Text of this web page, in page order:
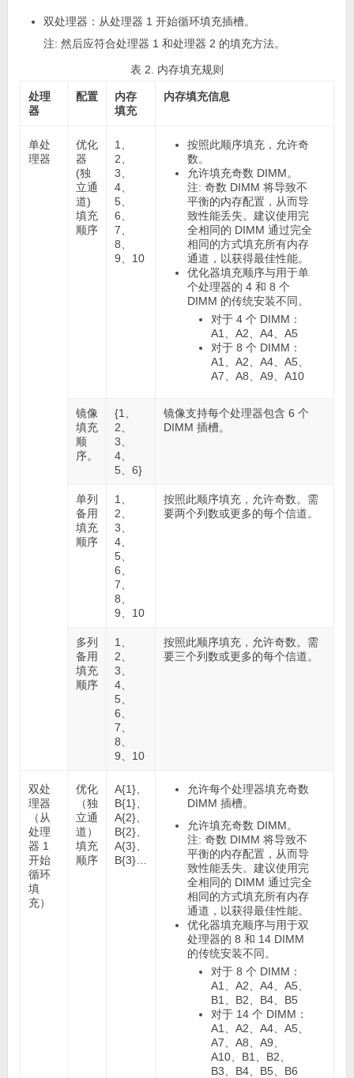
双处理器：从处理器 1 开始循环填充插槽。
注: 然后应符合处理器 1 和处理器 2 的填充方法。
表 2. 内存填充规则
处理
器
配置
内存
填充
内存填充信息
单处
理器
优化
器
(独
立通
道)
填充
顺序
1、
2、
3、
4、
5、
6、
7、
8、
9、10
按照此顺序填充，允许奇
数。
允许填充奇数 DIMM。
注: 奇数 DIMM 将导致不
平衡的内存配置，从而导
致性能丢失。建议使用完
全相同的 DIMM 通过完全
相同的方式填充所有内存
通道，以获得最佳性能。
优化器填充顺序与用于单
个处理器的 4 和 8 个
DIMM 的传统安装不同。
对于 4 个 DIMM：
A1、A2、A4、A5
对于 8 个 DIMM：
A1、A2、A4、A5、
A7、A8、A9、A10
镜像
填充
顺
序。
{1、
2、
3、
4、
5、6}
镜像支持每个处理器包含 6 个
DIMM 插槽。
单列
备用
填充
顺序
1、
2、
3、
4、
5、
6、
7、
8、
9、10
按照此顺序填充，允许奇数。需
要两个列数或更多的每个信道。
多列
备用
填充
顺序
1、
2、
3、
4、
5、
6、
7、
8、
9、10
按照此顺序填充，允许奇数。需
要三个列数或更多的每个信道。
双处
理器
（从
处理
器 1
开始
循环
填
充）
优化
（独
立通
道）
填充
顺序
A{1}、
B{1}、
A{2}、
B{2}、
A{3}、
B{3}…
允许每个处理器填充奇数
DIMM 插槽。
允许填充奇数 DIMM。
注: 奇数 DIMM 将导致不
平衡的内存配置，从而导
致性能丢失。建议使用完
全相同的 DIMM 通过完全
相同的方式填充所有内存
通道，以获得最佳性能。
优化器填充顺序与用于双
处理器的 8 和 14 DIMM
的传统安装不同。
对于 8 个 DIMM：
A1、A2、A4、A5、
B1、B2、B4、B5
对于 14 个 DIMM：
A1、A2、A4、A5、
A7、A8、A9、
A10、B1、B2、
B3、B4、B5、B6